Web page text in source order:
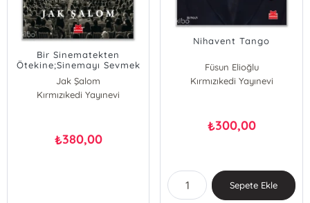
Bir Sinematekten
Ötekine;Sinemayı Sevmek
Jak Şalom
Kırmızıkedi Yayınevi
₺380,00
Nihavent Tango
Füsun Elioğlu
Kırmızıkedi Yayınevi
₺300,00
Sepete Ekle